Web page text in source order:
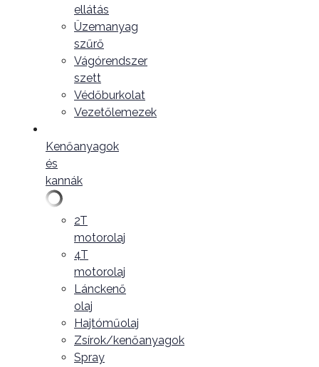
ellátás
Üzemanyag
szűrő
Vágórendszer
szett
Védőburkolat
Vezetőlemezek
Kenőanyagok
és
kannák
2T
motorolaj
4T
motorolaj
Lánckenő
olaj
Hajtóműolaj
Zsírok/kenőanyagok
Spray